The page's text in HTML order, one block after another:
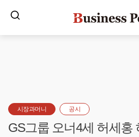
시장과머니 공시
GS그룹 오너4세 허세홍